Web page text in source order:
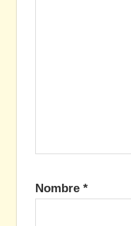
Nombre *